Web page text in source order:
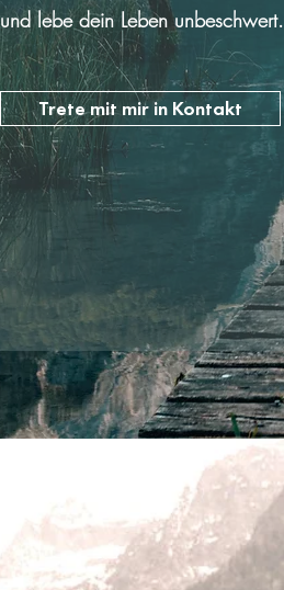
und lebe dein Leben unbeschwert.
Trete mit mir in Kontakt